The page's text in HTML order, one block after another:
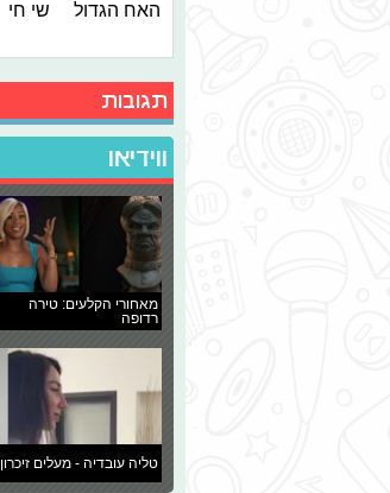
האח הגדול שי חי
תגובות
ווידיאו
מאחורי הקלעים: טירה
רדופה
טליה עובדיה - מעלים זיכרון